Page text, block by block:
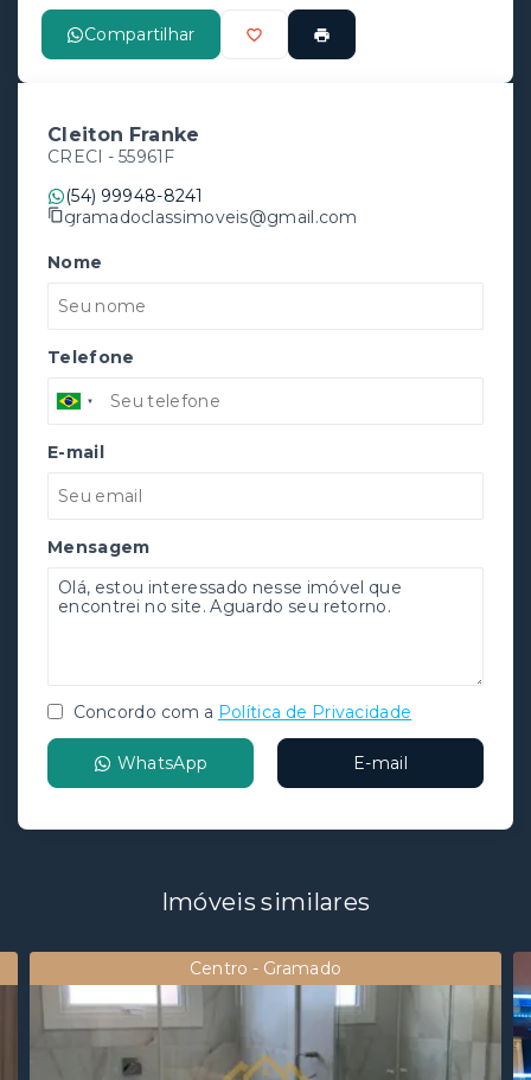
Compartilhar
Cleiton Franke
CRECI - 55961F
(54) 99948-8241
gramadoclassimoveis@gmail.com
Nome
Telefone
E-mail
Mensagem
Concordo com a Política de Privacidade
WhatsApp E-mail
Imóveis similares
Centro - Gramado